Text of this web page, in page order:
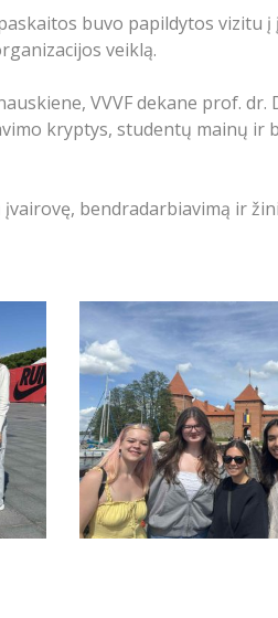
buvo papildytos vizitu į
veiklą.
VVVF dekane prof. dr.
kryptys, studentų mainų ir
bendradarbiavimą ir